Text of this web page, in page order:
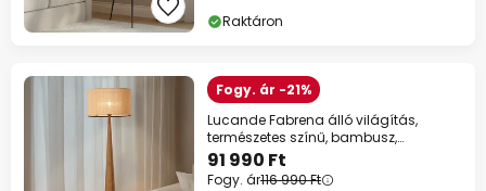
Raktáron
Fogy. ár -21%
Lucande Fabrena álló világítás,
természetes színű, bambusz,
magasság 138 cm
91 990 Ft
Fogy. ár116 990 Ft